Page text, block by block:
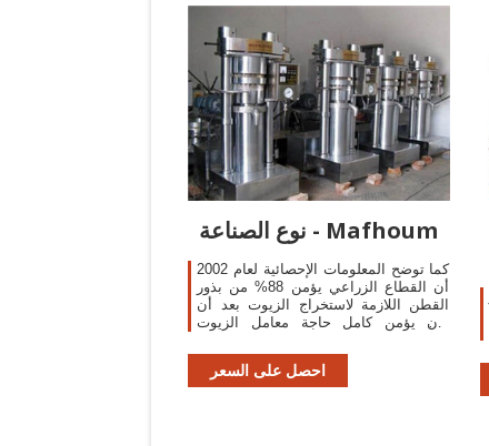
نوع الصناعة - Mafhoum
كما توضح المعلومات الإحصائية لعام 2002
أن القطاع الزراعي يؤمن 88% من بذور
القطن اللازمة لاستخراج الزيوت بعد أن
كان يؤمن كامل حاجة معامل الزيوت
كما يؤمن ...
احصل على السعر